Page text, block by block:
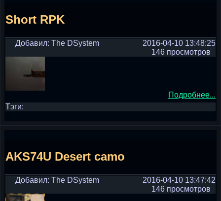
Short RPK
Добавил: The DSystem
2016-04-10 13:48:25
146 просмотров
Подробнее...
Тэги:
AKS74U Desert camo
Добавил: The DSystem
2016-04-10 13:47:42
146 просмотров